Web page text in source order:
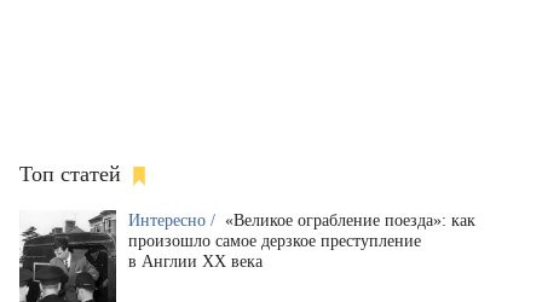
Топ статей
Интересно / «Великое ограбление поезда»: как
произошло самое дерзкое преступление
в Англии XX века